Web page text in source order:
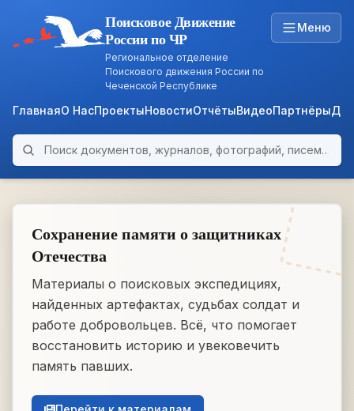
ARCHIVE
Поисковое Движение
России по ЧР
Региональное отделение
Поискового движения России по
Чеченской Республике
Меню
ГлавнаяО НасПроектыНовостиОтчётыВидеоПартнёры
Поиск по архиву
Сохранение памяти о защитниках
Отечества
Материалы о поисковых экспедициях,
найденных артефактах, судьбах солдат и
работе добровольцев. Всё, что помогает
восстановить историю и увековечить
память павших.